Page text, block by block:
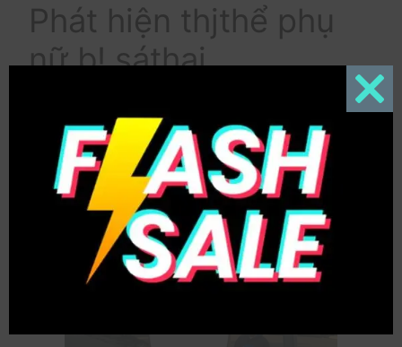
Phát hiện thjthể phụ
nữ b! sáthại